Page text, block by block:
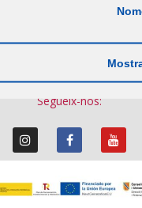
MÉS SOBRE FP INTENSIVA
Segueix-nos: